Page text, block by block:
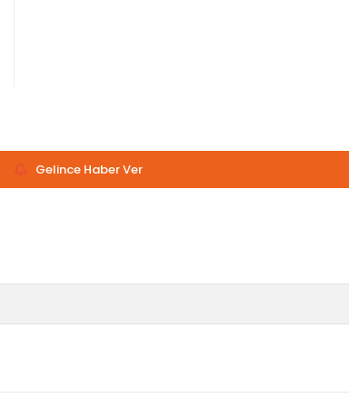
Gelince Haber Ver